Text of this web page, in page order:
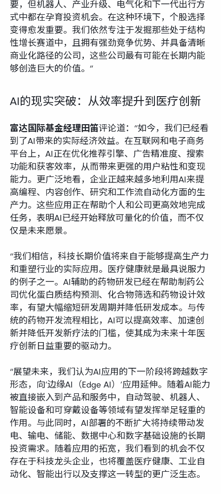
要，但机器人、产业升级、电气化和下一代出行方
式中都在孕育投资机会。在这种环境下，个股选择
变得愈发重要。我们依然专注于发掘那些处于结构
性增长赛道中，且拥有强劲竞争优势、并具备清晰
商业化路径的公司，这些公司最有可能在长期内能
够创造巨大的价值。”
AI的现实突破：从效率提升到医疗创新
富达国际基金经理田笛评论道：“如今，我们已经看
到了AI带来的实际经济效益。在互联网和电子商务
平台上，AI正在优化推荐引擎、广告精准度、搜索
功能和获客效率，从而带来更强的用户粘性和变现
能力。更广泛地看，企业正越来越多地利用AI来提
高编程、内容创作、研究和工作流自动化方面的生
产力。这些应用正在帮助个人和公司更高效地完成
任务，表明AI已经开始释放可量化的价值，而不仅
仅是未来愿景。
“我们相信，科技长期价值将来自于能够提高生产力
和重塑行业的实际应用。医疗健康就是最具说服力
的例子之一。AI辅助的药物研发已经在帮助制药公
司优化蛋白质结构预测、化合物筛选和药物设计效
率，有望大幅缩短研发周期并降低研发成本。与传
统的药物开发流程相比，AI可以提高效率、加速创
新并降低开发新疗法的门槛，使其成为未来十年医
疗创新日益重要的驱动力。
“展望未来，我们认为AI应用的下一阶段将跨越数字
形态，向‘边缘AI（Edge AI）’应用延伸。随着AI能力
被直接嵌入到产品和服务中，自动驾驶、机器人、
智能设备和可穿戴设备等领域有望发挥举足轻重的
作用。与此同时，AI部署的不断扩大将持续带动发
电、输电、储能、数据中心和数字基础设施的长期
投资需求。随着应用的拓宽，我们看到的机会不仅
存在于科技龙头企业，也将覆盖医疗健康、工业自
动化、智能出行以及支撑这一转型的更广泛生态。